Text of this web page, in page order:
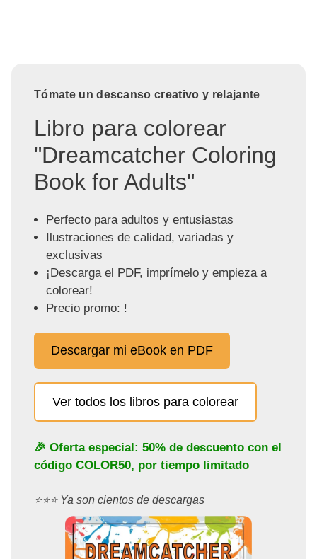
Tómate un descanso creativo y relajante
Libro para colorear
"Dreamcatcher Coloring
Book for Adults"
Perfecto para adultos y entusiastas
Ilustraciones de calidad, variadas y
exclusivas
¡Descarga el PDF, imprímelo y empieza a
colorear!
Precio promo: !
Descargar mi eBook en PDF
Ver todos los libros para colorear
🎉 Oferta especial: 50% de descuento con el
código COLOR50, por tiempo limitado
⭐️⭐️⭐️ Ya son cientos de descargas